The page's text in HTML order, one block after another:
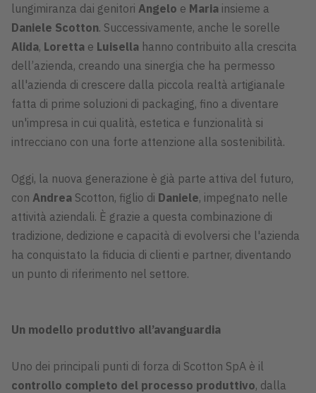
lungimiranza dai genitori Angelo e Maria insieme a
Daniele Scotton. Successivamente, anche le sorelle
Alida, Loretta e Luisella hanno contribuito alla crescita
dell’azienda, creando una sinergia che ha permesso
all'azienda di crescere dalla piccola realtà artigianale
fatta di prime soluzioni di packaging, fino a diventare
un'impresa in cui qualità, estetica e funzionalità si
intrecciano con una forte attenzione alla sostenibilità.
Oggi, la nuova generazione è già parte attiva del futuro,
con Andrea Scotton, figlio di Daniele, impegnato nelle
attività aziendali. È grazie a questa combinazione di
tradizione, dedizione e capacità di evolversi che l'azienda
ha conquistato la fiducia di clienti e partner, diventando
un punto di riferimento nel settore.
Un modello produttivo all’avanguardia
Uno dei principali punti di forza di Scotton SpA è il
controllo completo del processo produttivo, dalla